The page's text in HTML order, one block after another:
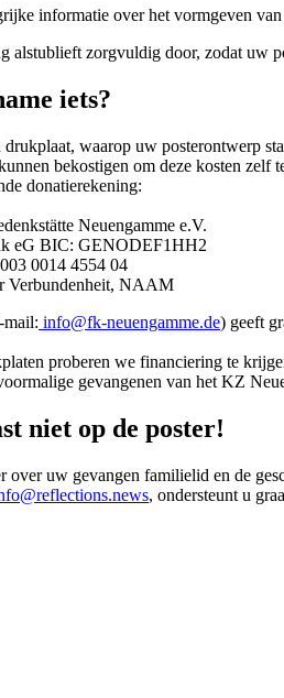
informatie over het vormgeven
alstublieft zorgvuldig door, zodat uw
iets?
waarop uw posterontwerp
bekostigen om deze kosten
donatierekening:
Neuengamme e.V.
eG BIC: GENODEF1HH2
0014 4554 04
Verbundenheit, NAAM
info@fk-neuengamme.de) geeft
proberen we financiering te
gevangenen van het KZ
niet op de poster!
over uw gevangen familielid en de
, ondersteunt u